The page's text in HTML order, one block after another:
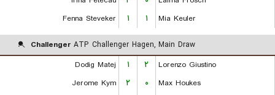
Fenna Steveker
۱ ۱ Mia Keuler
Challenger ATP Challenger Hagen, Main Draw
Dodig Matej
۱ ۲
Lorenzo Giustino
Jerome Kym
۲ ۰
Max Houkes